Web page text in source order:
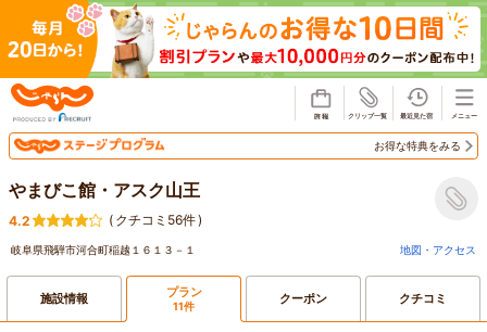
お得な特典をみる
やまびこ館・アスク山王
4.2 ( クチコミ56件)
岐阜県飛騨市河合町稲越１６１３－１ 地図・アクセス
施設情報 プラン
11件 クーポン クチコミ